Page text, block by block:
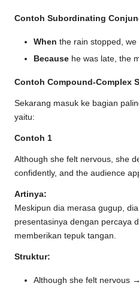
Contoh Subordinating
When the rain stopped, we
Because he was late, the
Contoh Compound-Complex
Sekarang masuk ke bagian
yaitu:
Contoh 1
Although she felt nervous, she
confidently, and the audience
Artinya:
Meskipun dia merasa gugup,
presentasinya dengan percaya
memberikan tepuk tangan.
Struktur:
Although she felt nervous